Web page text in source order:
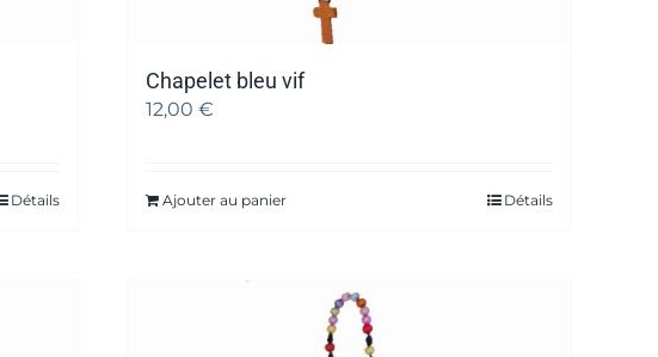
Détails
Chapelet bleu vif
12,00 €
Ajouter au panier Détails